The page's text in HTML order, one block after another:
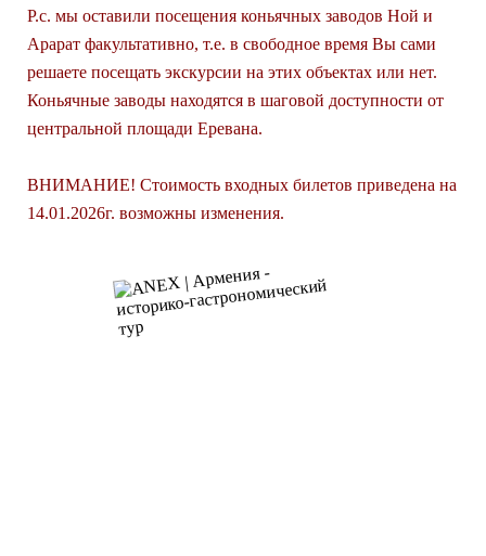
Р.с. мы оставили посещения коньячных заводов Ной и
Арарат факультативно, т.е. в свободное время Вы сами
решаете посещать экскурсии на этих объектах или нет.
Коньячные заводы находятся в шаговой доступности от
центральной площади Еревана.
ВНИМАНИЕ! Стоимость входных билетов приведена на
14.01.2026г. возможны изменения.